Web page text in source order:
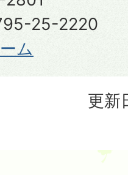
25-2220
ム
更新